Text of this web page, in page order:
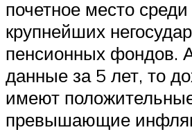
почетное место
крупнейших
пенсионных фондов.
данные за 5 лет, то
имеют
превышающие